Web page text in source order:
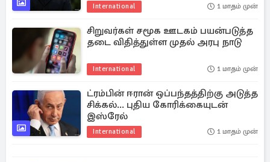
International 1 மாதம் முன்
சிறுவர்கள் சமூக ஊடகம் பயன்படுத்த
தடை விதித்துள்ள முதல் அரபு நாடு
International 1 மாதம் முன்
ட்ரம்பின் ஈரான் ஒப்பந்தத்திற்கு அடுத்த
சிக்கல்... புதிய கோரிக்கையுடன்
இஸ்ரேல்
International 1 மாதம் முன்